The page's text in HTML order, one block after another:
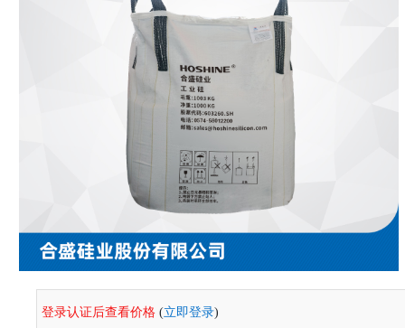
登录认证后查看价格 (立即登录)